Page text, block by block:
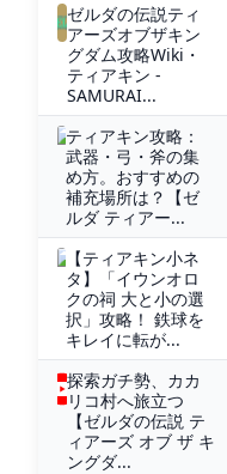
ゼルダの伝説ティ
アーズオブザキン
グダム攻略Wiki・
ティアキン -
SAMURAI...
ティアキン攻略：
武器・弓・斧の集
め方。おすすめの
補充場所は？【ゼ
ルダ ティアー...
【ティアキン小ネ
タ】「イウンオロ
クの祠 大と小の選
択」攻略！ 鉄球を
キレイに転が...
探索ガチ勢、カカ
リコ村へ旅立つ
【ゼルダの伝説 テ
ィアーズ オブ ザ キ
ングダ...